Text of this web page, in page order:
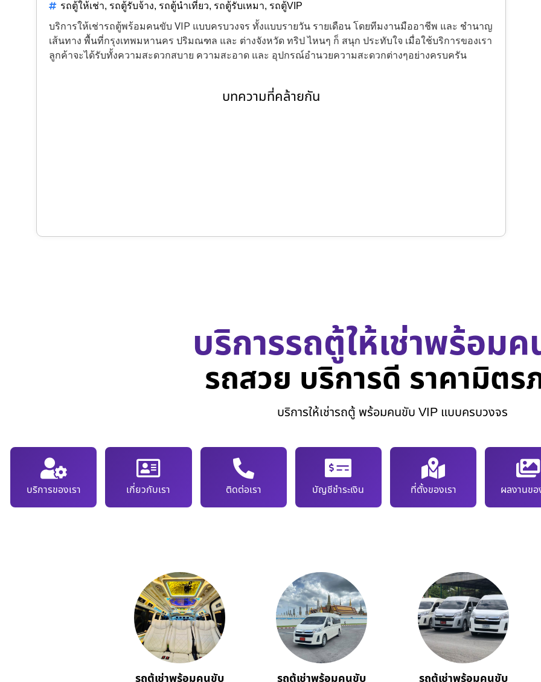
รถตู้ให้เช่า, รถตู้รับจ้าง, รถตู้นำเที่ยว, รถตู้รับเหมา, รถตู้VIP
บริการให้เช่ารถตู้พร้อมคนขับ VIP แบบครบวงจร ทั้งแบบรายวัน รายเดือน โดยทีมงานมืออาชีพ และ ชำนาญ
เส้นทาง พื้นที่กรุงเทพมหานคร ปริมณฑล และ ต่างจังหวัด ทริป ไหนๆ ก็ สนุก ประทับใจ เมื่อใช้บริการของเรา
ลูกค้าจะได้รับทั้งความสะดวกสบาย ความสะอาด และ อุปกรณ์อำนวยความสะดวกต่างๆอย่างครบครัน
บทความที่คล้ายกัน
บริการรถตู้ให้เช่าพร้อม
รถสวย บริการดี ราคามิตร
บริการให้เช่ารถตู้ พร้อมคนขับ VIP แบบครบวงจร
บริการของเรา เกี่ยวกับเรา ติดต่อเรา บัญชีชำระเงิน ที่ตั้งของเรา ผลงานขอ
รถตู้เช่าพร้อมคนขับ รถตู้เช่าพร้อมคนขับ รถตู้เช่าพร้อมคนขับ